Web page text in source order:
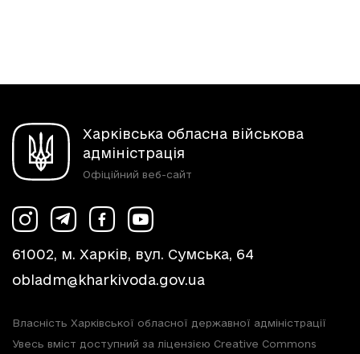
Харківська обласна військова
адміністрація
Офіційний веб-сайт
61002, м. Харків, вул. Сумська, 64
obladm@kharkivoda.gov.ua
Власність Харківської обласної державної адміністрації
Увесь вміст доступний за ліцензією Creative Commons